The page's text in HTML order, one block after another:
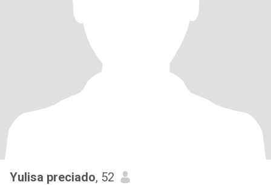
Yulisa preciado, 52